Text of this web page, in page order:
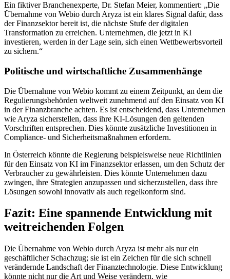
Ein fiktiver Branchenexperte, Dr. Stefan Meier, kommentiert: „Die
Übernahme von Webio durch Aryza ist ein klares Signal dafür, dass
der Finanzsektor bereit ist, die nächste Stufe der digitalen
Transformation zu erreichen. Unternehmen, die jetzt in KI
investieren, werden in der Lage sein, sich einen Wettbewerbsvorteil
zu sichern.“
Politische und wirtschaftliche Zusammenhänge
Die Übernahme von Webio kommt zu einem Zeitpunkt, an dem die
Regulierungsbehörden weltweit zunehmend auf den Einsatz von KI
in der Finanzbranche achten. Es ist entscheidend, dass Unternehmen
wie Aryza sicherstellen, dass ihre KI-Lösungen den geltenden
Vorschriften entsprechen. Dies könnte zusätzliche Investitionen in
Compliance- und Sicherheitsmaßnahmen erfordern.
In Österreich könnte die Regierung beispielsweise neue Richtlinien
für den Einsatz von KI im Finanzsektor erlassen, um den Schutz der
Verbraucher zu gewährleisten. Dies könnte Unternehmen dazu
zwingen, ihre Strategien anzupassen und sicherzustellen, dass ihre
Lösungen sowohl innovativ als auch regelkonform sind.
Fazit: Eine spannende Entwicklung mit
weitreichenden Folgen
Die Übernahme von Webio durch Aryza ist mehr als nur ein
geschäftlicher Schachzug; sie ist ein Zeichen für die sich schnell
verändernde Landschaft der Finanztechnologie. Diese Entwicklung
könnte nicht nur die Art und Weise verändern, wie